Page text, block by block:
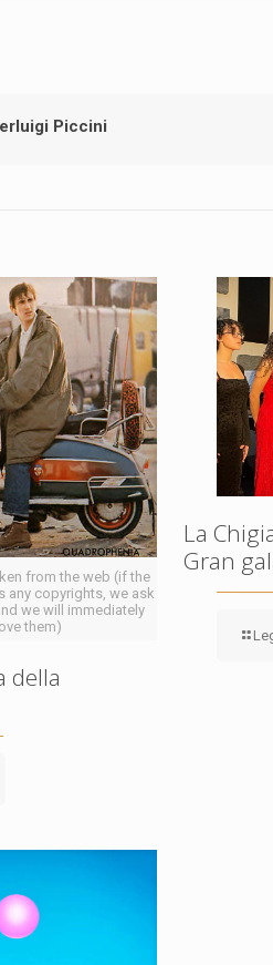
Piccini
from the web (if the
any copyrights, we ask
we will immediately
them)
della
La
Gran